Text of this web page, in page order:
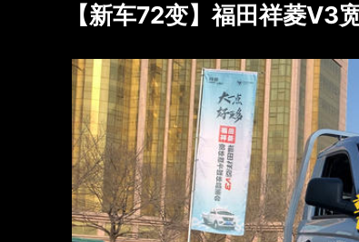
【新车72变】福田祥菱V3